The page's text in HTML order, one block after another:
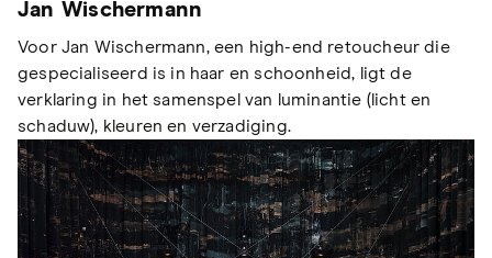
Jan Wischermann
Voor Jan Wischermann, een high-end retoucheur die
gespecialiseerd is in haar en schoonheid, ligt de
verklaring in het samenspel van luminantie (licht en
schaduw), kleuren en verzadiging.